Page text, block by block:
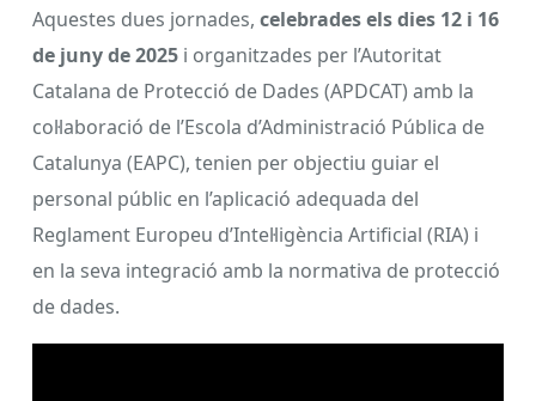
Aquestes dues jornades, celebrades els dies 12 i 16
de juny de 2025 i organitzades per l’Autoritat
Catalana de Protecció de Dades (APDCAT) amb la
col·laboració de l’Escola d’Administració Pública de
Catalunya (EAPC), tenien per objectiu guiar el
personal públic en l’aplicació adequada del
Reglament Europeu d’Intel·ligència Artificial (RIA) i
en la seva integració amb la normativa de protecció
de dades.